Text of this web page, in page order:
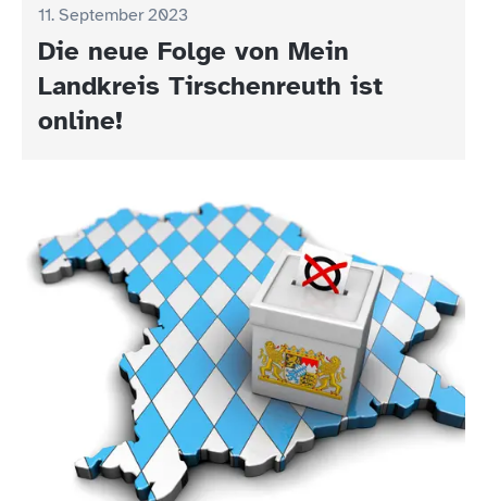
11. September 2023
Die neue Folge von Mein
Landkreis Tirschenreuth ist
online!